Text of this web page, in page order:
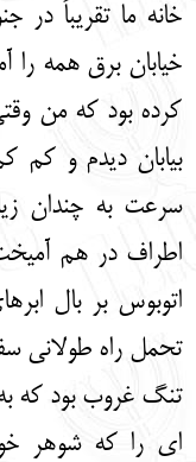
خانه ما تقریباً در
خیابان برق همه را
کرده بود که من
بیابان دیدم و کم
سرعت به چندان
اطراف در هم
اتوبوس بر بال
تحمل راه طولانی
تنگ غروب بود که
ای را که شوهر